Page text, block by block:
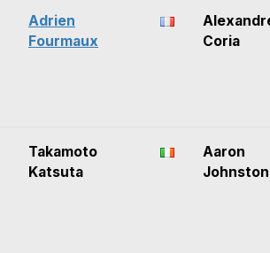
Adrien
Fourmaux
Coria
Takamoto
Katsuta
Aaron
Johnston